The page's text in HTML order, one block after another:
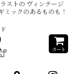
ストの ヴィンテージ
ックのあるものも！
カート